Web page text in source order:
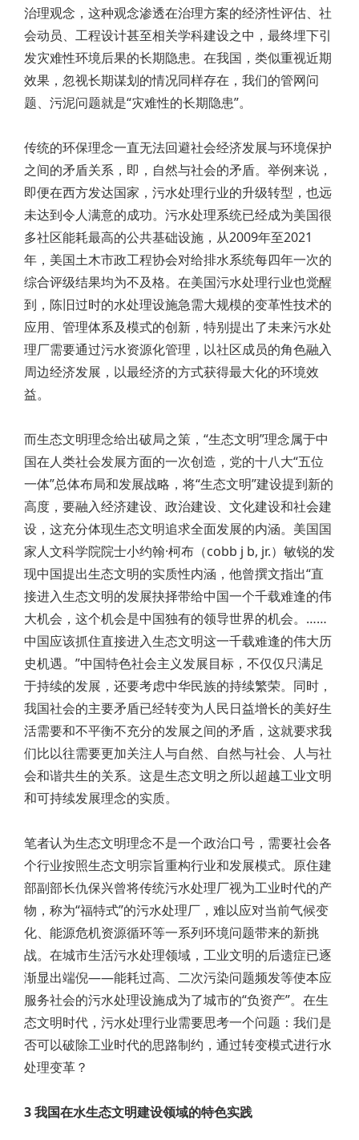
治理观念，这种观念渗透在治理方案的经济性评估、社
会动员、工程设计甚至相关学科建设之中，最终埋下引
发灾难性环境后果的长期隐患。在我国，类似重视近期
效果，忽视长期谋划的情况同样存在，我们的管网问
题、污泥问题就是“灾难性的长期隐患”。
传统的环保理念一直无法回避社会经济发展与环境保护
之间的矛盾关系，即，自然与社会的矛盾。举例来说，
即便在西方发达国家，污水处理行业的升级转型，也远
未达到令人满意的成功。污水处理系统已经成为美国很
多社区能耗最高的公共基础设施，从2009年至2021
年，美国土木市政工程协会对给排水系统每四年一次的
综合评级结果均为不及格。在美国污水处理行业也觉醒
到，陈旧过时的水处理设施急需大规模的变革性技术的
应用、管理体系及模式的创新，特别提出了未来污水处
理厂需要通过污水资源化管理，以社区成员的角色融入
周边经济发展，以最经济的方式获得最大化的环境效
益。
而生态文明理念给出破局之策，“生态文明”理念属于中
国在人类社会发展方面的一次创造，党的十八大“五位
一体”总体布局和发展战略，将“生态文明”建设提到新的
高度，要融入经济建设、政治建设、文化建设和社会建
设，这充分体现生态文明追求全面发展的内涵。美国国
家人文科学院院士小约翰·柯布（cobb j b, jr.）敏锐的发
现中国提出生态文明的实质性内涵，他曾撰文指出“直
接进入生态文明的发展抉择带给中国一个千载难逢的伟
大机会，这个机会是中国独有的领导世界的机会。……
中国应该抓住直接进入生态文明这一千载难逢的伟大历
史机遇。”中国特色社会主义发展目标，不仅仅只满足
于持续的发展，还要考虑中华民族的持续繁荣。同时，
我国社会的主要矛盾已经转变为人民日益增长的美好生
活需要和不平衡不充分的发展之间的矛盾，这就要求我
们比以往需要更加关注人与自然、自然与社会、人与社
会和谐共生的关系。这是生态文明之所以超越工业文明
和可持续发展理念的实质。
笔者认为生态文明理念不是一个政治口号，需要社会各
个行业按照生态文明宗旨重构行业和发展模式。原住建
部副部长仇保兴曾将传统污水处理厂视为工业时代的产
物，称为“福特式”的污水处理厂，难以应对当前气候变
化、能源危机资源循环等一系列环境问题带来的新挑
战。在城市生活污水处理领域，工业文明的后遗症已逐
渐显出端倪——能耗过高、二次污染问题频发等使本应
服务社会的污水处理设施成为了城市的“负资产”。在生
态文明时代，污水处理行业需要思考一个问题：我们是
否可以破除工业时代的思路制约，通过转变模式进行水
处理变革？
3 我国在水生态文明建设领域的特色实践